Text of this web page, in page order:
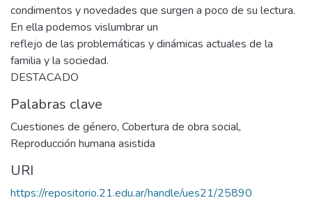
condimentos y novedades que surgen a poco de su lectura.
En ella podemos vislumbrar un
reflejo de las problemáticas y dinámicas actuales de la
familia y la sociedad.
DESTACADO
Palabras clave
Cuestiones de género, Cobertura de obra social,
Reproducción humana asistida
URI
https://repositorio.21.edu.ar/handle/ues21/25890